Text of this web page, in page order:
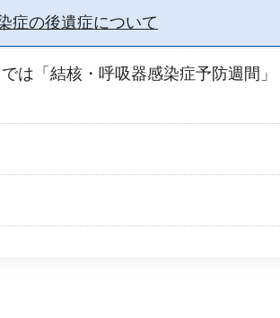
症の後遺症について
は「結核・呼吸器感染症予防週間」